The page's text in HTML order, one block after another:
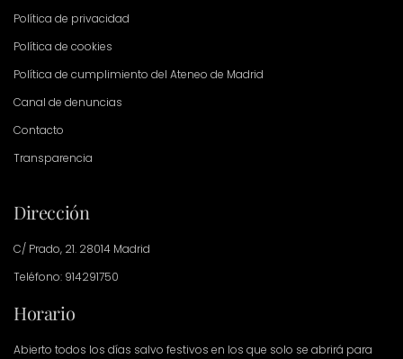
Política de privacidad
Política de cookies
Política de cumplimiento del Ateneo de Madrid
Canal de denuncias
Contacto
Transparencia
Dirección
C/ Prado, 21. 28014 Madrid
Teléfono: 914291750
Horario
Abierto todos los días salvo festivos en los que solo se abrirá para